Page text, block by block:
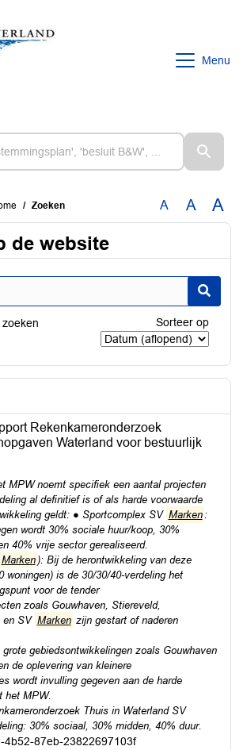
pagina
Menu
Zoeken A A A
de website
Sorteer op
Rekenkameronderzoek
Waterland voor bestuurlijk
MPW noemt speciﬁek een aantal projecten
al deﬁnitief is of als harde voorwaarde
geldt: ● Sportcomplex SV Marken:
wordt 30% sociale huur/koop, 30%
40% vrije sector gerealiseerd.
Marken ): Bij de herontwikkeling van deze
woningen) is de 30/30/40-verdeling het
voor de tender
zoals Gouwhaven, Stiereveld,
en SV Marken zijn gestart of naderen
gebiedsontwikkelingen zoals Gouwhaven
de oplevering van kleinere
wordt invulling gegeven aan de harde
het MPW.
Thuis in Waterland SV
30% sociaal, 30% midden, 40% duur.
4b52-87eb-23822697103f